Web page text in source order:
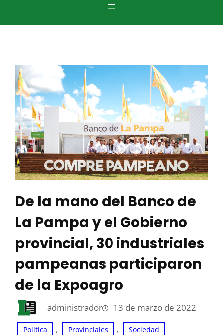
De la mano del Banco de
La Pampa y el Gobierno
provincial, 30 industriales
pampeanas participaron
de la Expoagro
administrador 13 de marzo de 2022
Política , Provinciales , Sociedad